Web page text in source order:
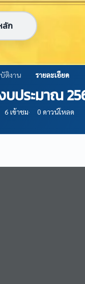
ลัก
Center
ติงาน รายละเอียด
ประมาณ
6 เข้าชม· 0 ดาวน์โหลด